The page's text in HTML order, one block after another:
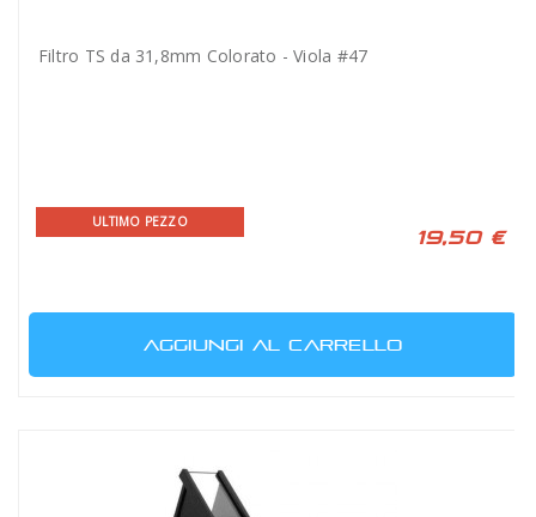
Filtro TS da 31,8mm Colorato - Viola #47
ULTIMO PEZZO
19,50 €
AGGIUNGI AL CARRELLO